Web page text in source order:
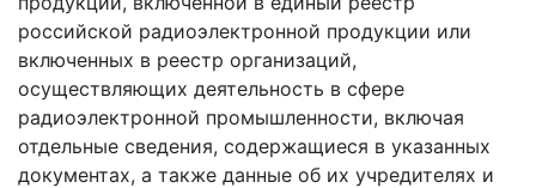
российской радиоэлектронной продукции или
включенных в реестр организаций,
осуществляющих деятельность в сфере
радиоэлектронной промышленности, включая
отдельные сведения, содержащиеся в указанных
документах, а также данные об их учредителях и